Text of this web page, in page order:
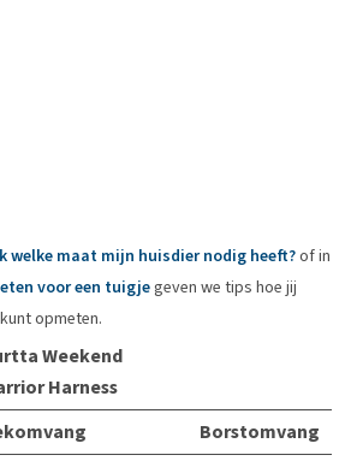
welke maat mijn huisdier nodig heeft?of in
voor een tuigjegeven we tips hoe jij
opmeten.
Weekend
Harness
Borstomvang